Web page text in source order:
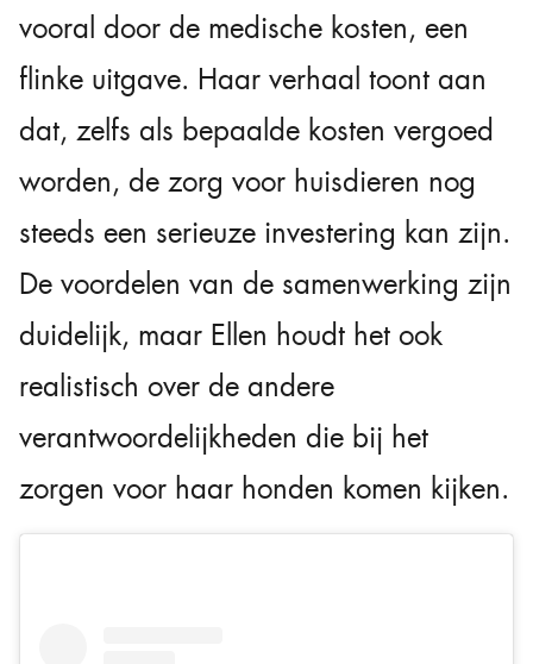
vooral door de medische kosten, een
flinke uitgave. Haar verhaal toont aan
dat, zelfs als bepaalde kosten vergoed
worden, de zorg voor huisdieren nog
steeds een serieuze investering kan zijn.
De voordelen van de samenwerking zijn
duidelijk, maar Ellen houdt het ook
realistisch over de andere
verantwoordelijkheden die bij het
zorgen voor haar honden komen kijken.